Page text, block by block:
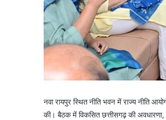
नवा रायपुर स्थित नीति भवन में राज्य नीति
की। बैठक में विकसित छत्तीसगढ़ की अवधारणा,